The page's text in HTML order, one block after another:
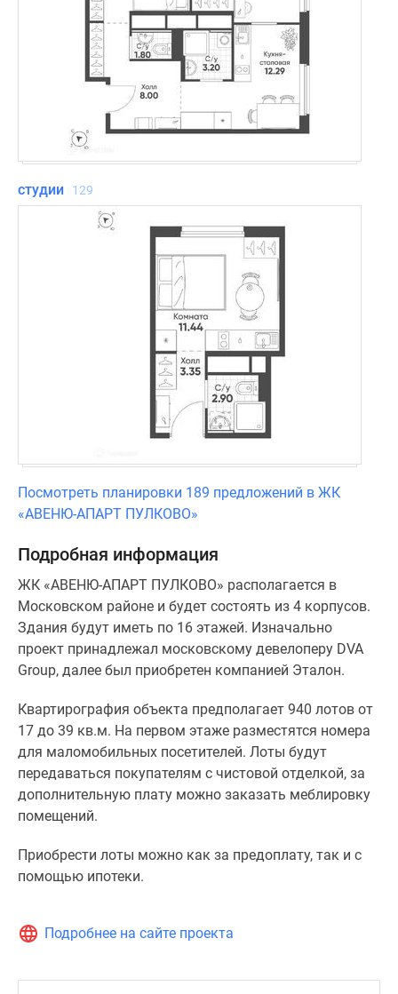
студии 129
Посмотреть планировки 189 предложений в ЖК
«АВЕНЮ-АПАРТ ПУЛКОВО»
Подробная информация
ЖК «АВЕНЮ-АПАРТ ПУЛКОВО» располагается в
Московском районе и будет состоять из 4 корпусов.
Здания будут иметь по 16 этажей. Изначально
проект принадлежал московскому девелоперу DVA
Group, далее был приобретен компанией Эталон.
Квартирография объекта предполагает 940 лотов от
17 до 39 кв.м. На первом этаже разместятся номера
для маломобильных посетителей. Лоты будут
передаваться покупателям с чистовой отделкой, за
дополнительную плату можно заказать меблировку
помещений.
Приобрести лоты можно как за предоплату, так и с
помощью ипотеки.
Подробнее на сайте проекта